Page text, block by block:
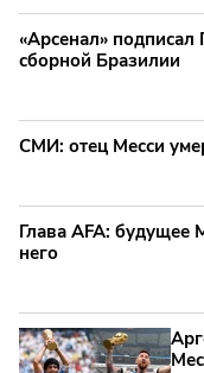
«Арсенал» подписал
сборной Бразилии
СМИ: отец Месси
Глава AFA: будущее
него